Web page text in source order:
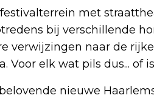
met
bij verschillende
verwijzingen naar de
elk wat pils dus... of
nieuwe